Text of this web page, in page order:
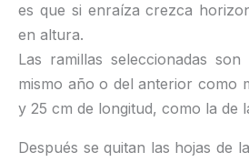
es que si enraíza crezca
en altura.
Las ramillas seleccionadas son
mismo año o del anterior como
y 25 cm de longitud, como la de
Después se quitan las hojas de